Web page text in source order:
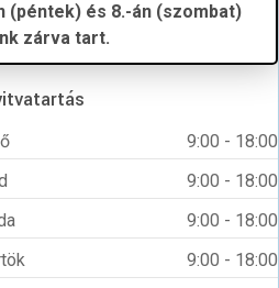
(péntek) és 8.-án (szombat)
zárva tart.
9:00 - 18:00
9:00 - 18:00
9:00 - 18:00
9:00 - 18:00